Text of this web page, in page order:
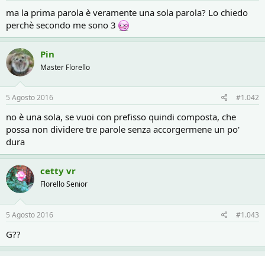
c
u
s
s
i
o
n
e
o
ma la prima parola è veramente una sola parola? Lo chiedo
perchè secondo me sono 3
Pin
Master Florello
5 Agosto 2016 #1.042
no è una sola, se vuoi con prefisso quindi composta, che
possa non dividere tre parole senza accorgermene un po'
dura
cetty vr
Florello Senior
5 Agosto 2016 #1.043
G??